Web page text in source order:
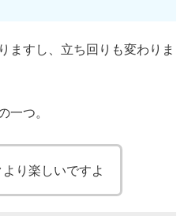
ますし、立ち回りも変わりま
一つ。
り楽しいですよ